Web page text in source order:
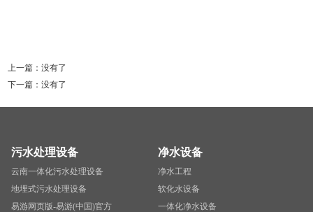
上一篇：没有了
下一篇：没有了
污水处理设备
云南一体化污水处理设备
地埋式污水处理设备
易游网页版-易游(中国)官方
净水设备
净水工程
软化水设备
一体化净水设备